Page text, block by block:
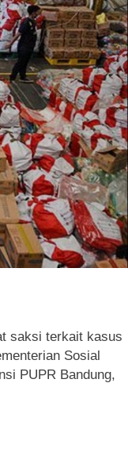
saksi terkait kasus
Sosial
PUPR Bandung,